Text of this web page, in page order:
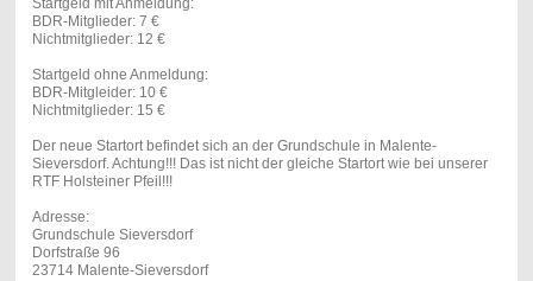
BDR-Mitglieder: 7 €
Nichtmitglieder: 12 €
Startgeld ohne Anmeldung:
BDR-Mitgleider: 10 €
Nichtmitglieder: 15 €
Der neue Startort befindet sich an der Grundschule in Malente-
Sieversdorf. Achtung!!! Das ist nicht der gleiche Startort wie bei unserer
RTF Holsteiner Pfeil!!!
Adresse:
Grundschule Sieversdorf
Dorfstraße 96
23714 Malente-Sieversdorf